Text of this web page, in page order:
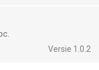
Versie 1.0.2